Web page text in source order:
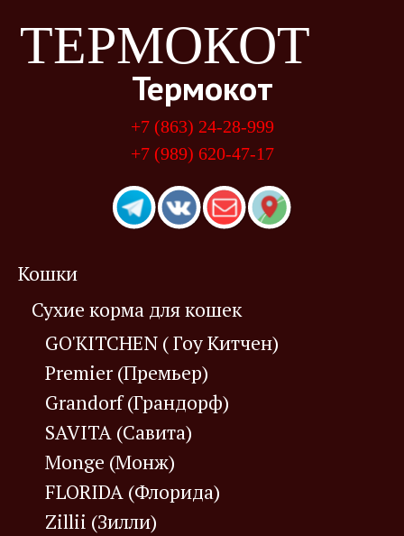
ТЕРМОКОТ
Термокот
+7 (863) 24-28-999
+7 (989) 620-47-17
Кошки
Сухие корма для кошек
GO'KITCHEN ( Гоу Китчен)
Premier (Премьер)
Grandorf (Грандорф)
SAVITA (Савита)
Monge (Монж)
FLORIDA (Флорида)
Zillii (Зилли)